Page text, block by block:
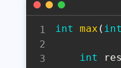
int max ( int
int